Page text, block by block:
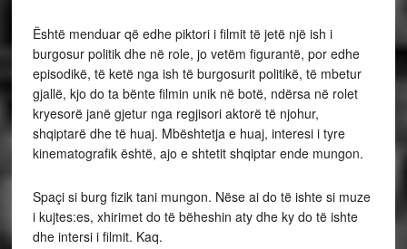
Është menduar që edhe piktori i filmit të jetë një ish i
burgosur politik dhe në role, jo vetëm figurantë, por edhe
episodikë, të ketë nga ish të burgosurit politikë, të mbetur
gjallë, kjo do ta bënte filmin unik në botë, ndërsa në rolet
kryesorë janë gjetur nga regjisori aktorë të njohur,
shqiptarë dhe të huaj. Mbështetja e huaj, interesi i tyre
kinematografik është, ajo e shtetit shqiptar ende mungon.
Spaçi si burg fizik tani mungon. Nëse ai do të ishte si muze
i kujtes:es, xhirimet do të bëheshin aty dhe ky do të ishte
dhe intersi i filmit. Kaq.